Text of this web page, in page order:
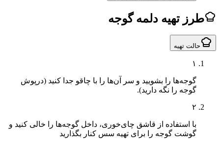
تهیه دلمه گوجه
تهیه
گوجه‌ها را بشویید و سر آن‌ها را با چاقو جدا کنید (درپوش
گوجه را نگه دارید).
با استفاده از قاشق چای‌خوری، داخل گوجه‌ها را خالی کنید و
گوشت گوجه را برای تهیه سس کنار بگذارید